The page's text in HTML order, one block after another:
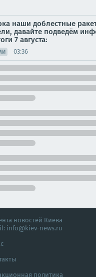
наши доблестные
давайте подведём
7 августа:
03:36
новостей Киева
info@kiev-news.ru
политика